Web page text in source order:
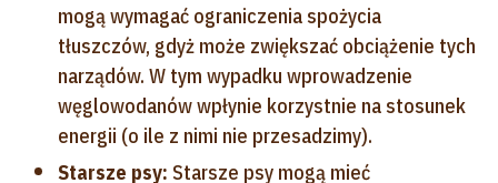
mogą wymagać ograniczenia spożycia
tłuszczów, gdyż może zwiększać obciążenie tych
narządów. W tym wypadku wprowadzenie
węglowodanów wpłynie korzystnie na stosunek
energii (o ile z nimi nie przesadzimy).
Starsze psy: Starsze psy mogą mieć